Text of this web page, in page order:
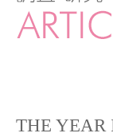
THE YEAR